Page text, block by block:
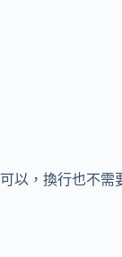
以，換行也不需